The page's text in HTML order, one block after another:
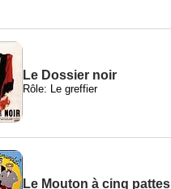
Le Dossier noir
Rôle: Le greffier
Le Mouton à cinq pattes